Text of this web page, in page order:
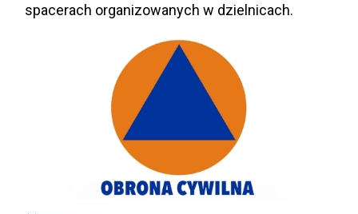
spacerach organizowanych w dzielnicach.